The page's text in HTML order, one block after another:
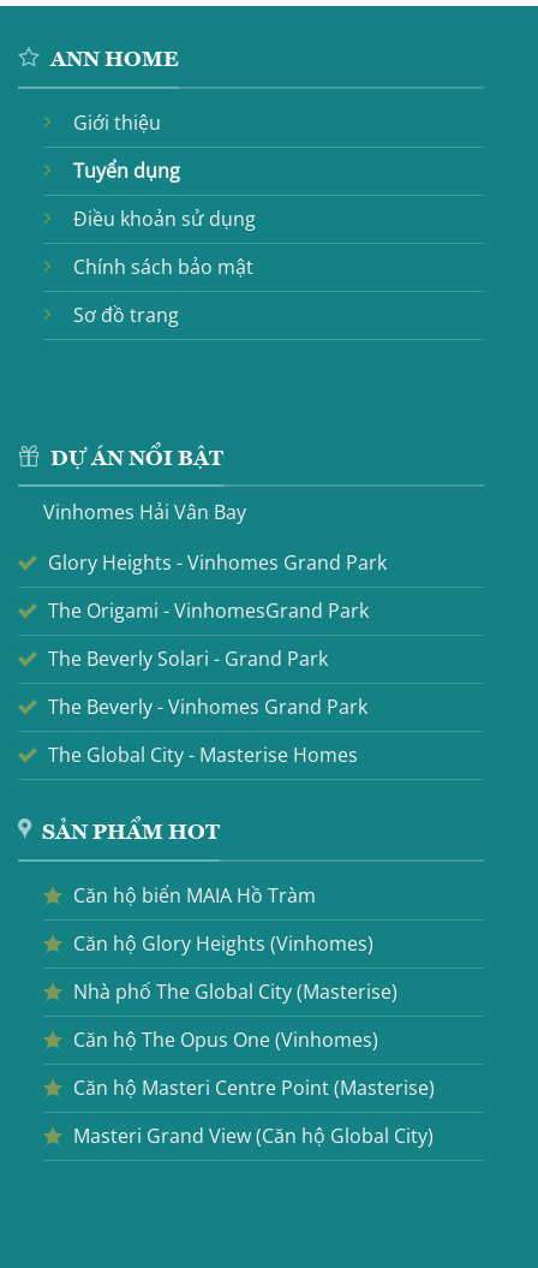
ANN HOME
Giới thiệu
Tuyển dụng
Điều khoản sử dụng
Chính sách bảo mật
Sơ đồ trang
DỰ ÁN NỔI BẬT
Vinhomes Hải Vân Bay
Glory Heights - Vinhomes Grand Park
The Origami - VinhomesGrand Park
The Beverly Solari - Grand Park
The Beverly - Vinhomes Grand Park
The Global City - Masterise Homes
SẢN PHẨM HOT
Căn hộ biển MAIA Hồ Tràm
Căn hộ Glory Heights (Vinhomes)
Nhà phố The Global City (Masterise)
Căn hộ The Opus One (Vinhomes)
Căn hộ Masteri Centre Point (Masterise)
Masteri Grand View (Căn hộ Global City)